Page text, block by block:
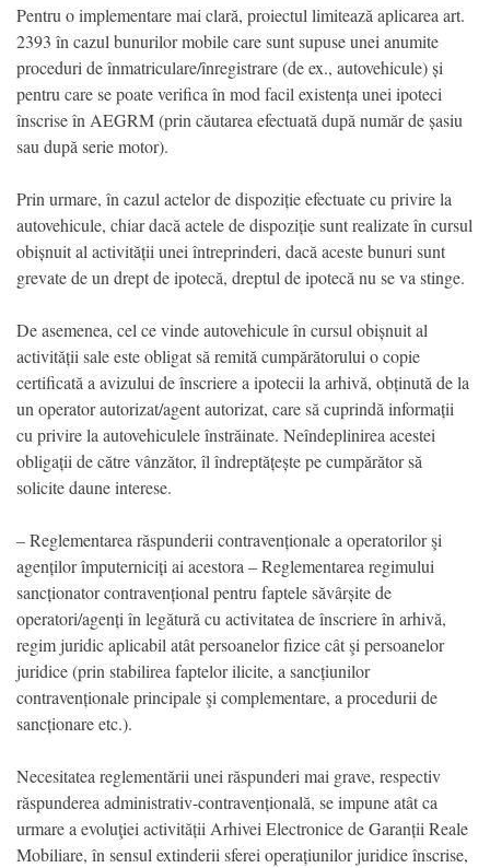
Pentru o implementare mai clară, proiectul limitează aplicarea art.
2393 în cazul bunurilor mobile care sunt supuse unei anumite
proceduri de înmatriculare/înregistrare (de ex., autovehicule) și
pentru care se poate verifica în mod facil existența unei ipoteci
înscrise în AEGRM (prin căutarea efectuată după număr de șasiu
sau după serie motor).
Prin urmare, în cazul actelor de dispoziție efectuate cu privire la
autovehicule, chiar dacă actele de dispoziție sunt realizate în cursul
obișnuit al activității unei întreprinderi, dacă aceste bunuri sunt
grevate de un drept de ipotecă, dreptul de ipotecă nu se va stinge.
De asemenea, cel ce vinde autovehicule în cursul obișnuit al
activității sale este obligat să remită cumpărătorului o copie
certificată a avizului de înscriere a ipotecii la arhivă, obținută de la
un operator autorizat/agent autorizat, care să cuprindă informații
cu privire la autovehiculele înstrăinate. Neîndeplinirea acestei
obligații de către vânzător, îl îndreptățește pe cumpărător să
solicite daune interese.
– Reglementarea răspunderii contravenționale a operatorilor şi
agenților împuterniciți ai acestora – Reglementarea regimului
sancționator contravențional pentru faptele săvârșite de
operatori/agenți în legătură cu activitatea de înscriere în arhivă,
regim juridic aplicabil atât persoanelor fizice cât şi persoanelor
juridice (prin stabilirea faptelor ilicite, a sancțiunilor
contravenționale principale şi complementare, a procedurii de
sancționare etc.).
Necesitatea reglementării unei răspunderi mai grave, respectiv
răspunderea administrativ-contravențională, se impune atât ca
urmare a evoluţiei activității Arhivei Electronice de Garanții Reale
Mobiliare, în sensul extinderii sferei operațiunilor juridice înscrise,